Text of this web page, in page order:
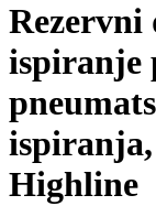
Rezervni
ispiranje
Highline